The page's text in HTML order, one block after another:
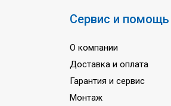
Количество фаз
Частота тока
Сервис и помощь
О компании
Доставка и оплата
Гарантия и сервис
Монтаж